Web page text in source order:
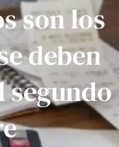
son los
deben
segundo